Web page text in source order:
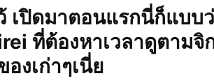
เปิดมาตอนแรกนี่ก็แบบ
ที่ต้องหาเวลาดูตาม
งเก่าๆเนี่ย